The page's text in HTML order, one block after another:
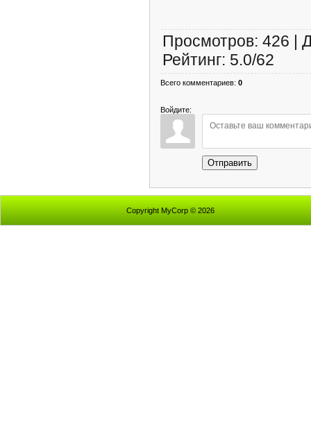
Просмотров: 426 |
Рейтинг: 5.0/62
Всего комментариев: 0
Войдите:
Отправить
Copyright MyCorp © 2026